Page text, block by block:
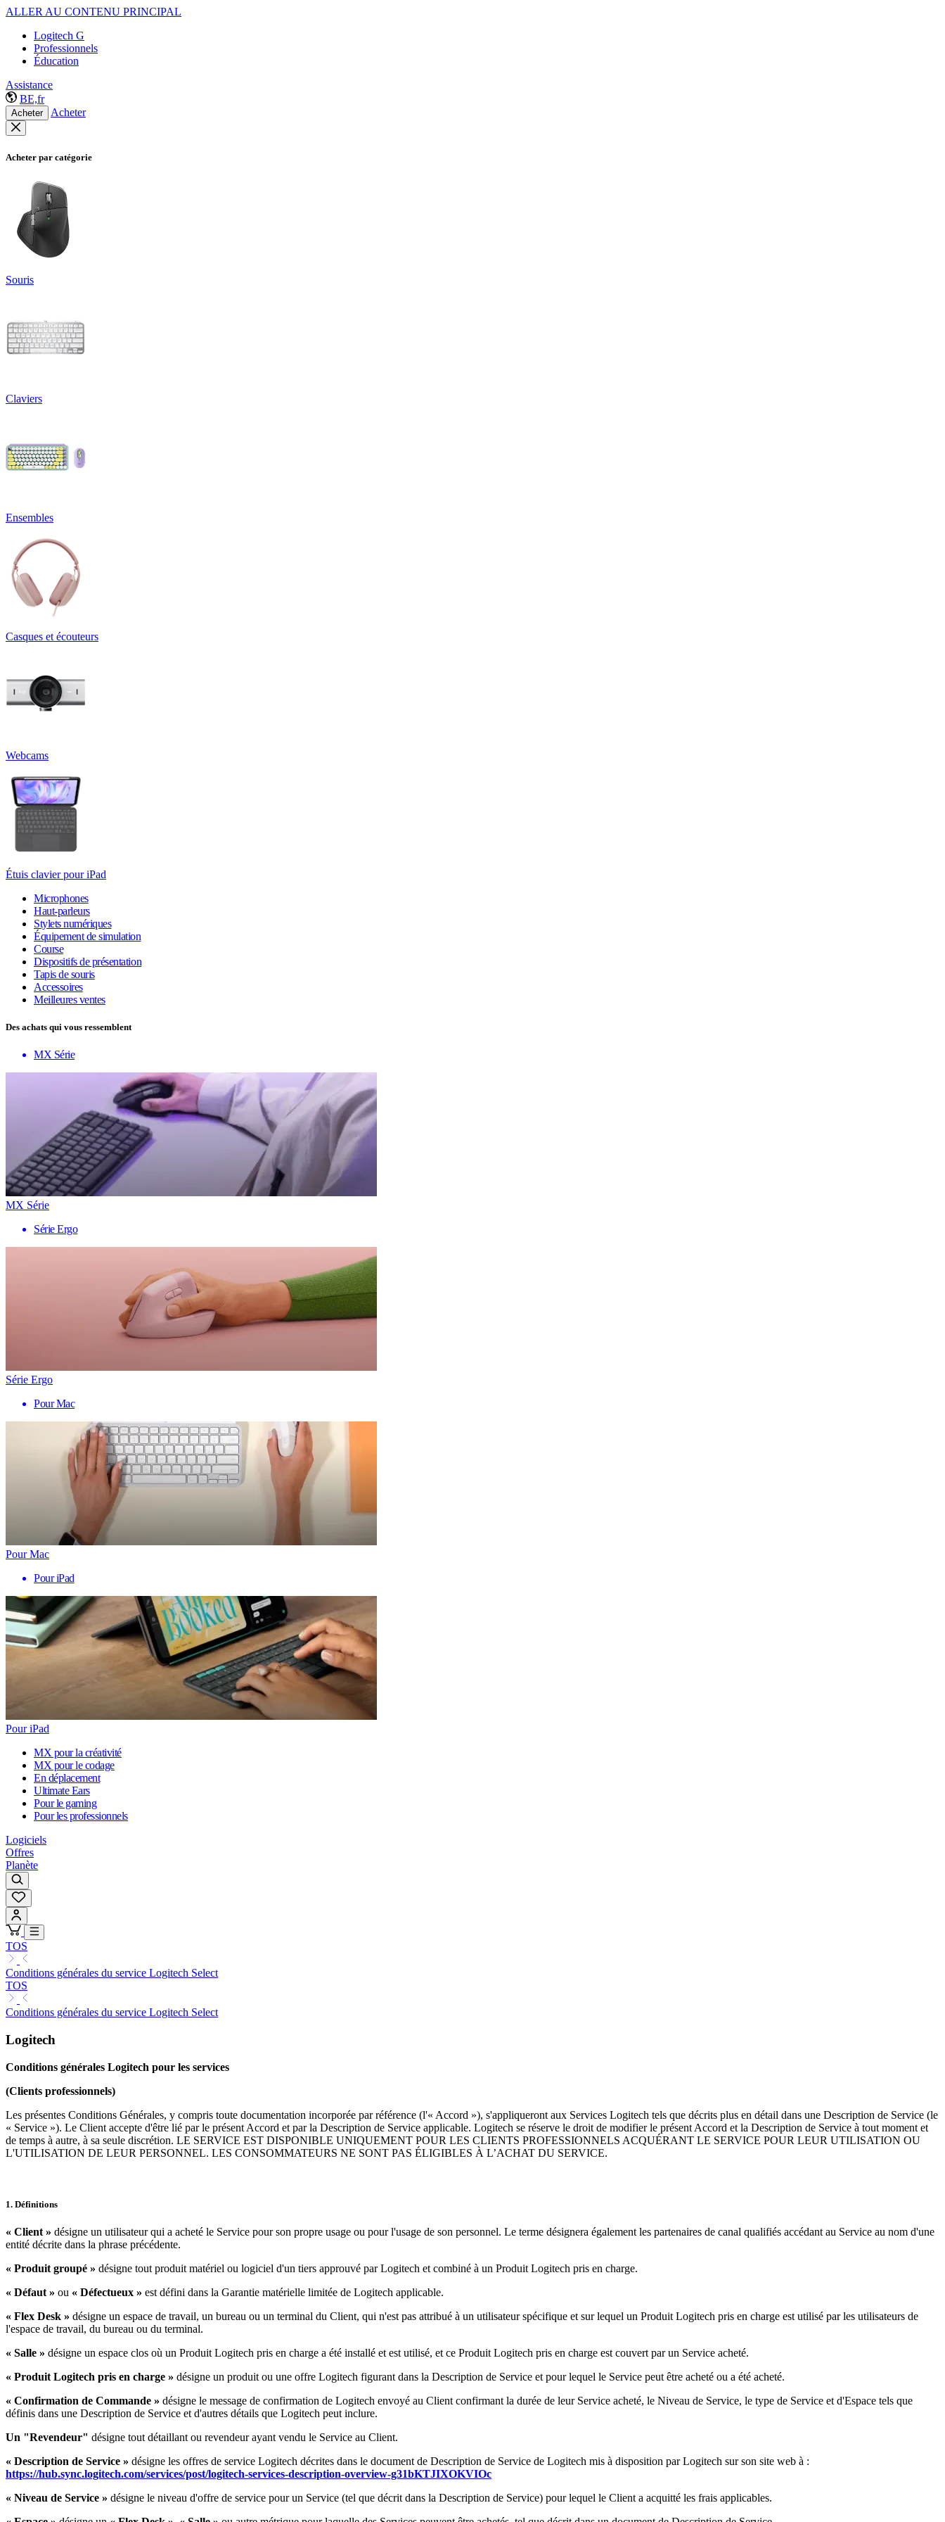
ALLER AU CONTENU PRINCIPAL
Logitech G
Professionnels
Éducation
Assistance
BE,fr
Acheter Acheter
Acheter par catégorie
Souris
Claviers
Ensembles
Casques et écouteurs
Webcams
Étuis clavier pour iPad
Microphones
Haut-parleurs
Stylets numériques
Équipement de simulation
Course
Dispositifs de présentation
Tapis de souris
Accessoires
Meilleures ventes
Des achats qui vous ressemblent
MX Série
MX Série
Série Ergo
Série Ergo
Pour Mac
Pour Mac
Pour iPad
Pour iPad
MX pour la créativité
MX pour le codage
En déplacement
Ultimate Ears
Pour le gaming
Pour les professionnels
Logiciels
Offres
Planète
TOS
Conditions générales du service Logitech Select
TOS
Conditions générales du service Logitech Select
Logitech
Conditions générales Logitech pour les services
(Clients professionnels)
Les présentes Conditions Générales, y compris toute documentation incorporée par référence (l'« Accord »), s'appliqueront aux Services Logitech tels que décrits plus en détail dans une Description de Service (le
« Service »). Le Client accepte d'être lié par le présent Accord et par la Description de Service applicable. Logitech se réserve le droit de modifier le présent Accord et la Description de Service à tout moment et
de temps à autre, à sa seule discrétion. LE SERVICE EST DISPONIBLE UNIQUEMENT POUR LES CLIENTS PROFESSIONNELS ACQUÉRANT LE SERVICE POUR LEUR UTILISATION OU
L'UTILISATION DE LEUR PERSONNEL. LES CONSOMMATEURS NE SONT PAS ÉLIGIBLES À L’ACHAT DU SERVICE.
1. Définitions
« Client » désigne un utilisateur qui a acheté le Service pour son propre usage ou pour l'usage de son personnel. Le terme désignera également les partenaires de canal qualifiés accédant au Service au nom d'une
entité décrite dans la phrase précédente.
« Produit groupé » désigne tout produit matériel ou logiciel d'un tiers approuvé par Logitech et combiné à un Produit Logitech pris en charge.
« Défaut » ou « Défectueux » est défini dans la Garantie matérielle limitée de Logitech applicable.
« Flex Desk » désigne un espace de travail, un bureau ou un terminal du Client, qui n'est pas attribué à un utilisateur spécifique et sur lequel un Produit Logitech pris en charge est utilisé par les utilisateurs de
l'espace de travail, du bureau ou du terminal.
« Salle » désigne un espace clos où un Produit Logitech pris en charge a été installé et est utilisé, et ce Produit Logitech pris en charge est couvert par un Service acheté.
« Produit Logitech pris en charge » désigne un produit ou une offre Logitech figurant dans la Description de Service et pour lequel le Service peut être acheté ou a été acheté.
« Confirmation de Commande » désigne le message de confirmation de Logitech envoyé au Client confirmant la durée de leur Service acheté, le Niveau de Service, le type de Service et d'Espace tels que
définis dans une Description de Service et d'autres détails que Logitech peut inclure.
Un "Revendeur" désigne tout détaillant ou revendeur ayant vendu le Service au Client.
« Description de Service » désigne les offres de service Logitech décrites dans le document de Description de Service de Logitech mis à disposition par Logitech sur son site web à :
https://hub.sync.logitech.com/services/post/logitech-services-description-overview-g31bKTJIXOKVIOc
« Niveau de Service » désigne le niveau d'offre de service pour un Service (tel que décrit dans la Description de Service) pour lequel le Client a acquitté les frais applicables.